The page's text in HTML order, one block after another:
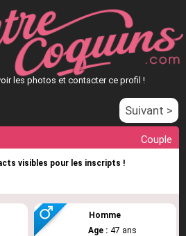
les photos et contacter ce profil !
Suivant >
Couple
visibles pour les inscripts !
Homme
Age : 47 ans